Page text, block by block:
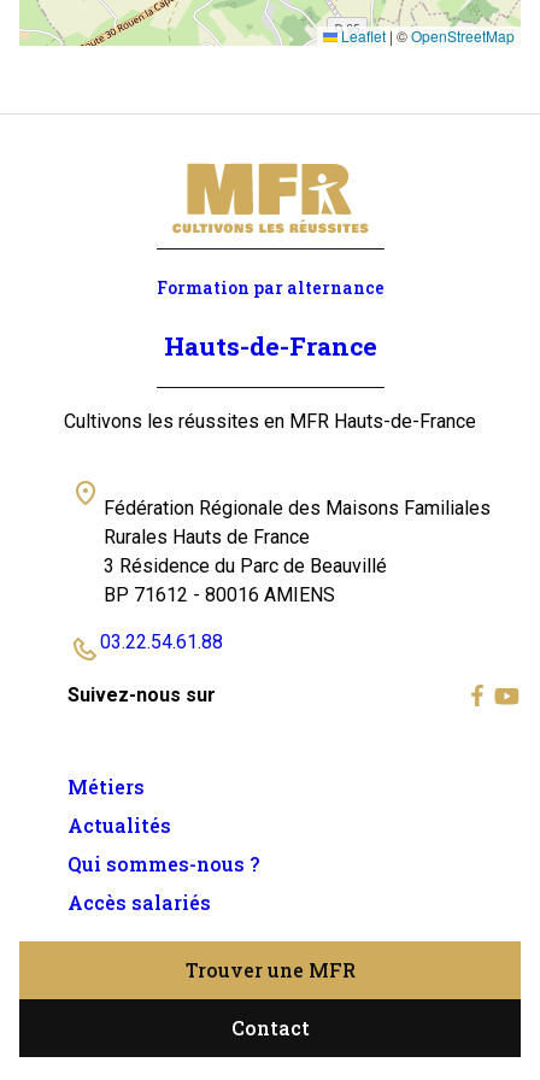
Leaflet | ©OpenStreetMap
Formation par alternance
Hauts-de-France
Cultivons les réussites en MFR Hauts-de-France
Fédération Régionale des Maisons Familiales
Rurales Hauts de France
3 Résidence du Parc de Beauvillé
BP 71612 - 80016 AMIENS
03.22.54.61.88
Suivez-nous sur
Métiers
Actualités
Qui sommes-nous ?
Accès salariés
Trouver une MFR
Contact